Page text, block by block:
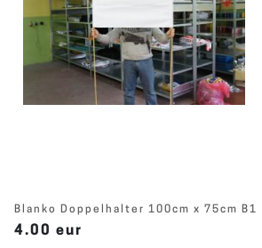
Blanko Doppelhalter 100cm x 75cm B1
4.00 eur